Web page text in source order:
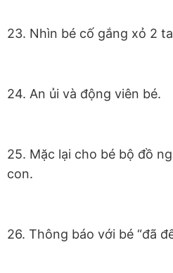
23. Nhìn bé cố gắng xỏ 2
24. An ủi và động viên bé.
25. Mặc lại cho bé bộ đồ
con.
26. Thông báo với bé “đã